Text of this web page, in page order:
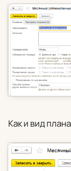
Как и вид